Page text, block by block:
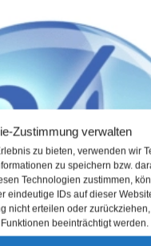
Zustimmung verwalten
zu bieten, verwenden wir
zu speichern bzw.
Technologien zustimmen,
eindeutige IDs auf dieser
nicht erteilen oder
beeinträchtigt werden.